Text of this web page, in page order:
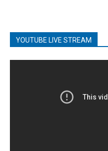
YOUTUBE LIVE STREAM